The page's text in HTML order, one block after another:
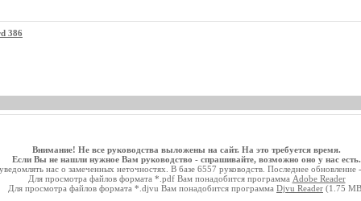
386
Внимание! Не все руководства выложены на сайт. На это требуется время.
Если Вы не нашли нужное Вам руководство - спрашивайте, возможно оно у нас есть.
нас о замеченных неточностях. В базе 6557 руководств. Последнее обновление
Для просмотра файлов формата *.pdf Вам понадобится программа Adobe Reader
Для просмотра файлов формата *.djvu Вам понадобится программа Djvu Reader (1.75